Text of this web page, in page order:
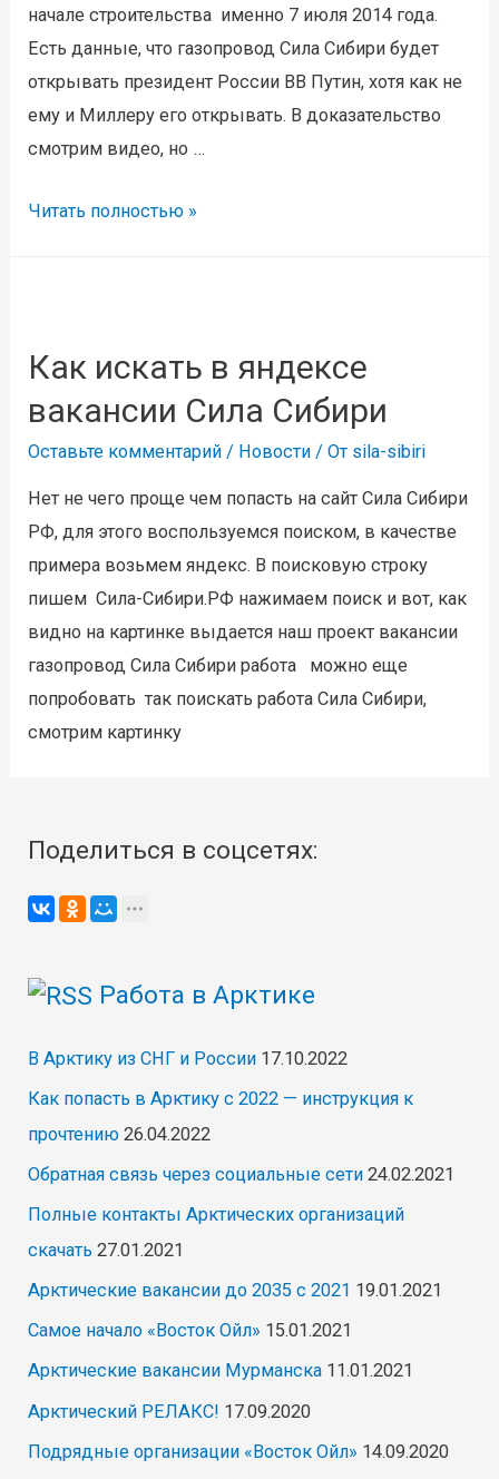
начале строительства именно 7 июля 2014 года.
Есть данные, что газопровод Сила Сибири будет
открывать президент России ВВ Путин, хотя как не
ему и Миллеру его открывать. В доказательство
смотрим видео, но …
Старт
газопровода
Сила
Сибири
Читать полностью »
Как искать в яндексе
вакансии Сила Сибири
Оставьте комментарий / Новости / От sila-sibiri
Нет не чего проще чем попасть на сайт Сила Сибири
РФ, для этого воспользуемся поиском, в качестве
примера возьмем яндекс. В поисковую строку
пишем Сила-Сибири.РФ нажимаем поиск и вот, как
видно на картинке выдается наш проект вакансии
газопровод Сила Сибири работа можно еще
попробовать так поискать работа Сила Сибири,
смотрим картинку
Поделиться в соцсетях:
Работа в Арктике
В Арктику из СНГ и России 17.10.2022
Как попасть в Арктику с 2022 — инструкция к
прочтению 26.04.2022
Обратная связь через социальные сети 24.02.2021
Полные контакты Арктических организаций
скачать 27.01.2021
Арктические вакансии до 2035 с 2021 19.01.2021
Самое начало «Восток Ойл» 15.01.2021
Арктические вакансии Мурманска 11.01.2021
Арктический РЕЛАКС! 17.09.2020
Подрядные организации «Восток Ойл» 14.09.2020